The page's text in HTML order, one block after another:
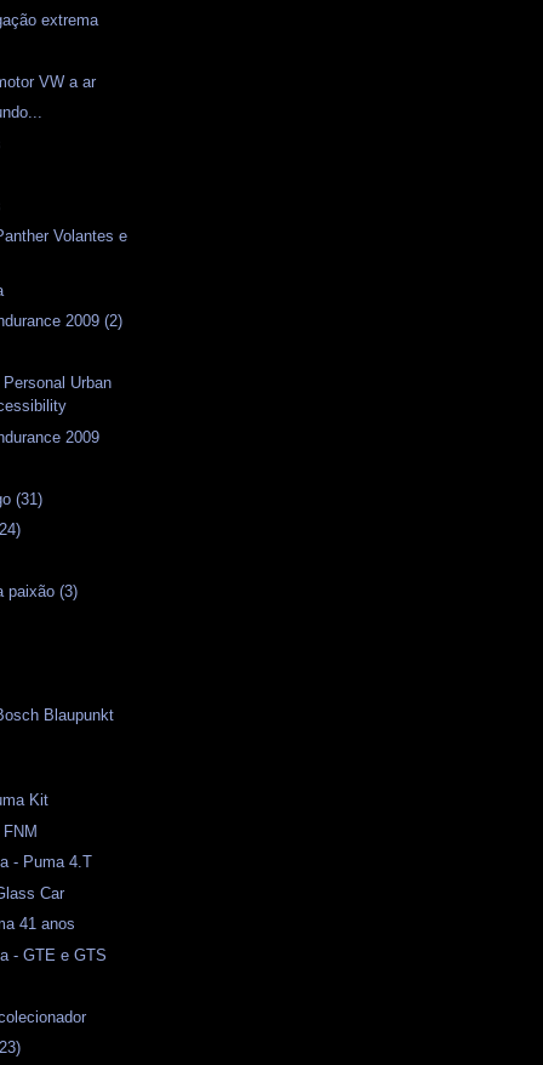
extrema
VW a ar
Volantes e
2009 (2)
Urban
2009
(31)
paixão (3)
Blaupunkt
Kit
- Puma 4.T
Car
41 anos
- GTE e GTS